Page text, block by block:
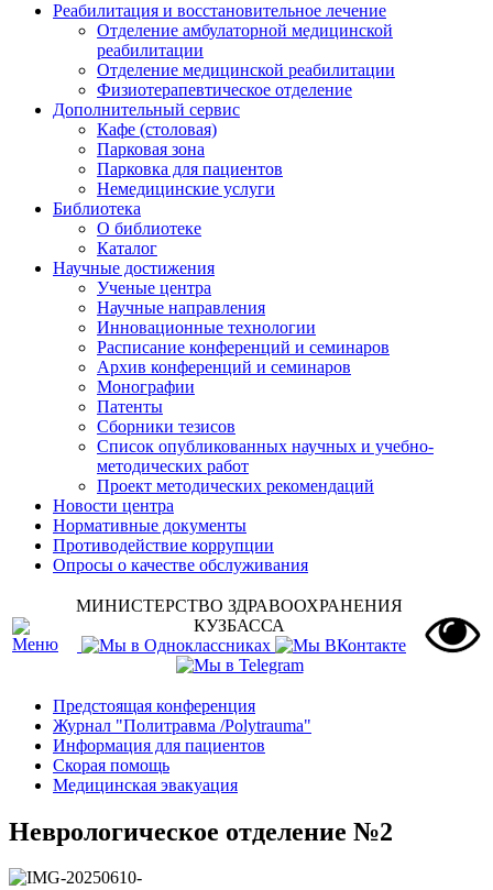
Реабилитация и восстановительное лечение
Отделение амбулаторной медицинской
реабилитации
Отделение медицинской реабилитации
Физиотерапевтическое отделение
Дополнительный сервис
Кафе (столовая)
Парковая зона
Парковка для пациентов
Немедицинские услуги
Библиотека
О библиотеке
Каталог
Научные достижения
Ученые центра
Научные направления
Инновационные технологии
Расписание конференций и семинаров
Архив конференций и семинаров
Монографии
Патенты
Сборники тезисов
Список опубликованных научных и учебно-
методических работ
Проект методических рекомендаций
Новости центра
Нормативные документы
Противодействие коррупции
Опросы о качестве обслуживания
МИНИСТЕРСТВО ЗДРАВООХРАНЕНИЯ
КУЗБАССА
Предстоящая конференция
Журнал "Политравма /Polytrauma"
Информация для пациентов
Скорая помощь
Медицинская эвакуация
Неврологическое отделение №2